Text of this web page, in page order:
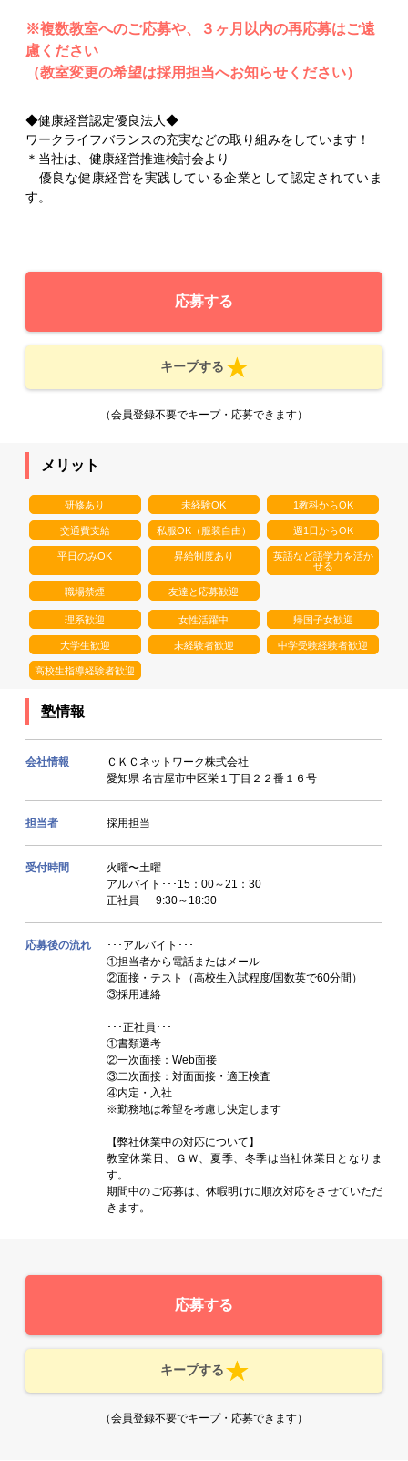
※複数教室へのご応募や、３ヶ月以内の再応募はご遠
慮ください
（教室変更の希望は採用担当へお知らせください）
◆健康経営認定優良法人◆
ワークライフバランスの充実などの取り組みをしています！
＊当社は、健康経営推進検討会より
優良な健康経営を実践している企業として認定されていま
す。
応募する
キープする
（会員登録不要でキープ・応募できます）
メリット
研修あり 未経験OK 1教科からOK
交通費支給 私服OK（服装自由） 週1日からOK
平日のみOK 昇給制度あり
英語など語学力を活か
せる
職場禁煙 友達と応募歓迎
理系歓迎 女性活躍中 帰国子女歓迎
大学生歓迎 未経験者歓迎 中学受験経験者歓迎
高校生指導経験者歓迎
塾情報
会社情報
ＣＫＣネットワーク株式会社
愛知県 名古屋市中区栄１丁目２２番１６号
担当者 採用担当
受付時間
火曜〜土曜
アルバイト･･･15：00～21：30
正社員･･･9:30～18:30
応募後の流れ
･･･アルバイト･･･
①担当者から電話またはメール
②面接・テスト（高校生入試程度/国数英で60分間）
③採用連絡
･･･正社員･･･
①書類選考
②一次面接：Web面接
③二次面接：対面面接・適正検査
④内定・入社
※勤務地は希望を考慮し決定します
【弊社休業中の対応について】
教室休業日、ＧＷ、夏季、冬季は当社休業日となりま
す。
期間中のご応募は、休暇明けに順次対応をさせていただ
きます。
応募する
キープする
（会員登録不要でキープ・応募できます）